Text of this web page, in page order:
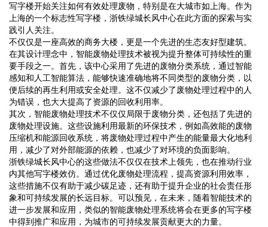
写字楼开始关注如何有效处理废物，特别是在大城市如上海。作为
上海的一个标志性写字楼，浙铁绿城长风中心在此方面的探索与实
践引人关注。
不仅仅是一座高效的商务大楼，更是一个先进的生态友好型建筑。
在其设计理念中，智能废物处理技术被视为提升整体可持续性的重
要手段之一。首先，该中心采用了先进的废物分类系统，通过智能
感知和人工智能算法，能够快速准确地将不同类型的废物分类，以
便后续的再生利用或安全处理。这不仅减少了废物处理过程中的人
为错误，也大大提高了资源的回收利用率。
其次，智能废物处理技术不仅仅局限于废物分类，还包括了先进的
废物处理设施。这些设施利用最新的环保技术，例如高效能的废物
压缩机和能源回收系统，将废物处理过程中产生的能量最大化地利
用，减少了对外部能源的依赖，也减少了对环境的负面影响。
浙铁绿城长风中心的这些做法不仅仅在技术上领先，也在推动行业
内其他写字楼效仿。通过优化废物处理流程，提高资源利用效率，
这些措施不仅有助于减少碳足迹，还有助于提升企业的社会责任形
象和可持续发展的长远目标。可以预见，在未来，随着智能技术的
进一步发展和应用，类似的智能废物处理系统将会在更多的写字楼
中得到推广和应用，为城市的可持续发展贡献更大的力量。